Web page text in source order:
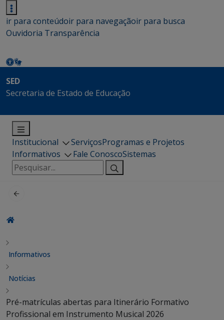
ir para conteúdoir para navegaçãoir para busca
Ouvidoria Transparência
SED
Secretaria de Estado de Educação
Institucional ServiçosProgramas e Projetos
Informativos
Fale ConoscoSistemas
Pesquisar
por:
Informativos
Notícias
Pré-matrículas abertas para Itinerário Formativo
Profissional em Instrumento Musical 2026